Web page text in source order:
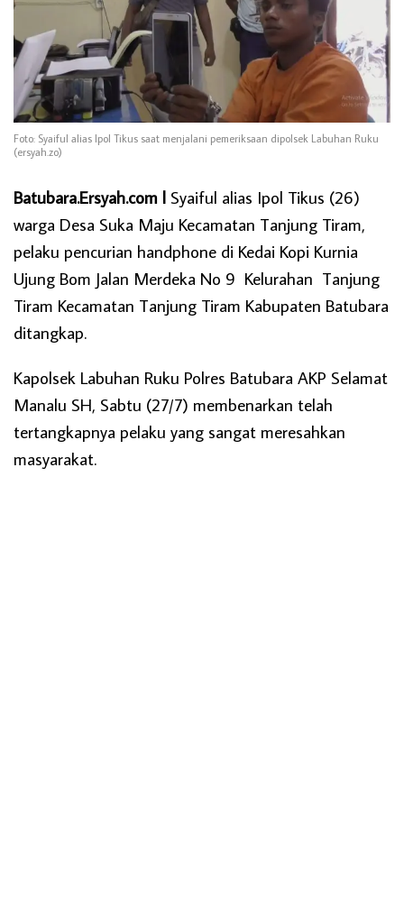
Foto: Syaiful alias Ipol Tikus saat menjalani pemeriksaan dipolsek Labuhan Ruku
(ersyah.zo)
Batubara.Ersyah.com l Syaiful alias Ipol Tikus (26)
warga Desa Suka Maju Kecamatan Tanjung Tiram,
pelaku pencurian handphone di Kedai Kopi Kurnia
Ujung Bom Jalan Merdeka No 9 Kelurahan Tanjung
Tiram Kecamatan Tanjung Tiram Kabupaten Batubara
ditangkap.
Kapolsek Labuhan Ruku Polres Batubara AKP Selamat
Manalu SH, Sabtu (27/7) membenarkan telah
tertangkapnya pelaku yang sangat meresahkan
masyarakat.